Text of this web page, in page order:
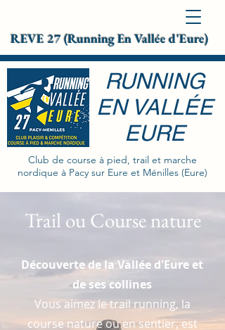
REVE 27 (Running En Vallée d'Eure)
RUNNING
EN VALLÉE
EURE
Club de course à pied, trail et marche
nordique à Pacy sur Eure et Ménilles (Eure)
Trail ou Course nature
Découverte de la Vallée d'Eure et
de ses collines
Vous aimez le trail running, la
course nature ou en sentier, est